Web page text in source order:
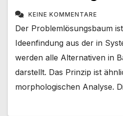
KEINE KOMMENTARE
Der Problemlösungsbaum
Ideenfindung aus der in
werden alle Alternativen in
darstellt. Das Prinzip ist
morphologischen Analyse.